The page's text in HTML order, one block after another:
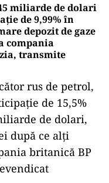
miliarde de dolari
de 9,99% în
depozit de gaze
compania
transmite
rus de petrol,
de 15,5%
de dolari,
după ce alţi
britanică BP